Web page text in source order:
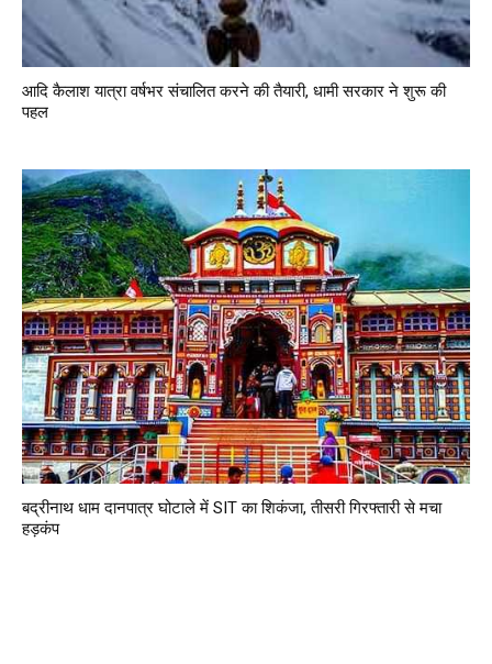
आदि कैलाश यात्रा वर्षभर संचालित करने की तैयारी, धामी सरकार ने शुरू की
पहल
बद्रीनाथ धाम दानपात्र घोटाले में SIT का शिकंजा, तीसरी गिरफ्तारी से मचा
हड़कंप